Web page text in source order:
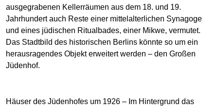
ausgegrabenen Kellerräumen aus dem 18. und 19.
Jahrhundert auch Reste einer mittelalterlichen Synagoge
und eines jüdischen Ritualbades, einer Mikwe, vermutet.
Das Stadtbild des historischen Berlins könnte so um ein
herausragendes Objekt erweitert werden – den Großen
Jüdenhof.
Häuser des Jüdenhofes um 1926 – Im Hintergrund das